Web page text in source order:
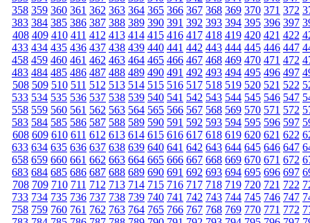
358 359 360 361 362 363 364 365 366 367 368 369 370 371 372
383 384 385 386 387 388 389 390 391 392 393 394 395 396 397
408 409 410 411 412 413 414 415 416 417 418 419 420 421 422
433 434 435 436 437 438 439 440 441 442 443 444 445 446 447
458 459 460 461 462 463 464 465 466 467 468 469 470 471 472
483 484 485 486 487 488 489 490 491 492 493 494 495 496 497
508 509 510 511 512 513 514 515 516 517 518 519 520 521 522
533 534 535 536 537 538 539 540 541 542 543 544 545 546 547
558 559 560 561 562 563 564 565 566 567 568 569 570 571 572
583 584 585 586 587 588 589 590 591 592 593 594 595 596 597
608 609 610 611 612 613 614 615 616 617 618 619 620 621 622
633 634 635 636 637 638 639 640 641 642 643 644 645 646 647
658 659 660 661 662 663 664 665 666 667 668 669 670 671 672
683 684 685 686 687 688 689 690 691 692 693 694 695 696 697
708 709 710 711 712 713 714 715 716 717 718 719 720 721 722
733 734 735 736 737 738 739 740 741 742 743 744 745 746 747
758 759 760 761 762 763 764 765 766 767 768 769 770 771 772